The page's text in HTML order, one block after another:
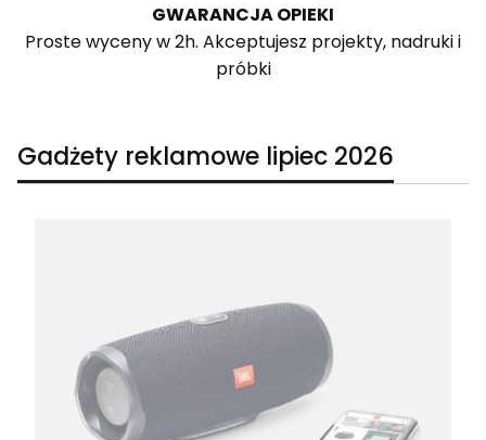
GWARANCJA OPIEKI
Proste wyceny w 2h. Akceptujesz projekty, nadruki i
próbki
Gadżety reklamowe lipiec 2026